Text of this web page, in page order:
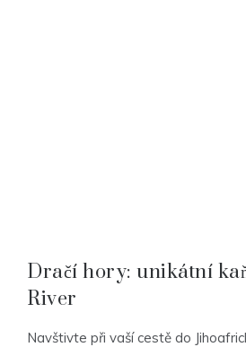
Dračí hory: unikátní
River
Navštivte při vaší cestě do